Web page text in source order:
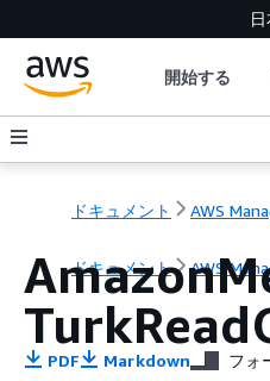
開始する
ドキュメント AWS
ドキュメント AWS
PDF Markdown フォ